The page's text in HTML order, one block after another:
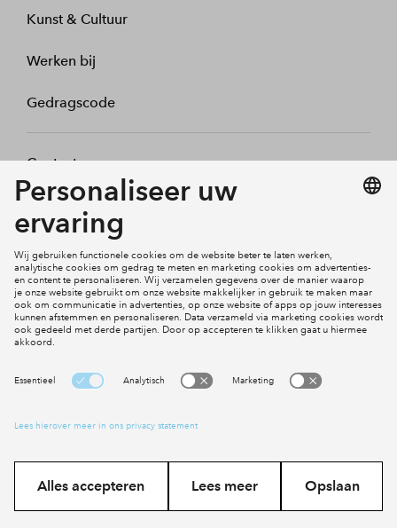
Kunst & Cultuur
Werken bij
Gedragscode
Contact
Mijn profiel
Social Media
Cookies
Privacy statement